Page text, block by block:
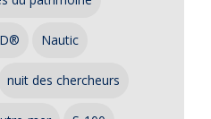
Nautic
nuit des chercheurs